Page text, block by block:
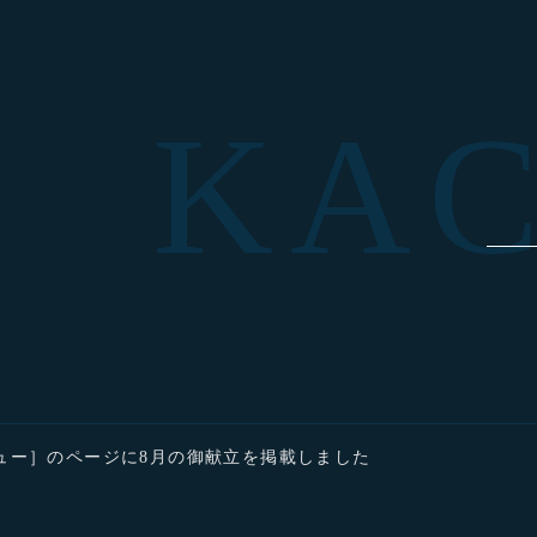
ー］のページに8月の御献立を掲載しました